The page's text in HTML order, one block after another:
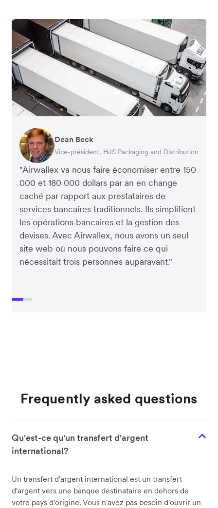
"Airwallex va nous faire économiser entre 150
000 et 180 000 dollars par an en change
caché par rapport aux prestataires de
services bancaires traditionnels. Ils simplifient
les opérations bancaires et la gestion des
devises. Avec Airwallex, nous avons un seul
site web où nous pouvons faire ce qui
nécessitait trois personnes auparavant."
Dean Beck
Vice-président, HJS Packaging and Distribution
Hari Polavarapu
PDG, Taxila Stone
Murray Kester
PDG, Cosmetics Now – eCommerce
Gauri Nanda
PDG, Clocky
Frequently asked questions
Qu'est-ce qu'un transfert d'argent
international?
Un transfert d'argent international est un transfert
d'argent vers une banque destinataire en dehors de
votre pays d'origine. Vous n'avez pas besoin d'ouvrir un